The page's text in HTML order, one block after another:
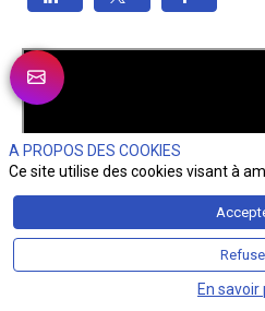
A PROPOS DES COOKIES
Ce site utilise des cookies visant à
En savoir